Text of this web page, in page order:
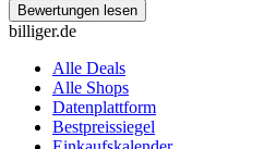
Bewertungen lesen
billiger.de
Alle Deals
Alle Shops
Datenplattform
Bestpreissiegel